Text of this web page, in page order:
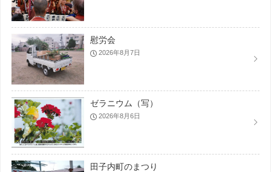
慰労会
2026年8月7日
ゼラニウム（写）
2026年8月6日
田子内町のまつり